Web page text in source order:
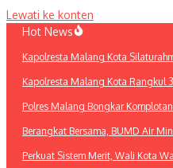
Lewati ke konten
Hot News
Kapolresta Malang Kota
Kapolresta Malang Kota Rangkul
Polres Malang Bongkar
Berangkat Bersama, BUMD Air
Perkuat Sistem Merit, Wali Kota